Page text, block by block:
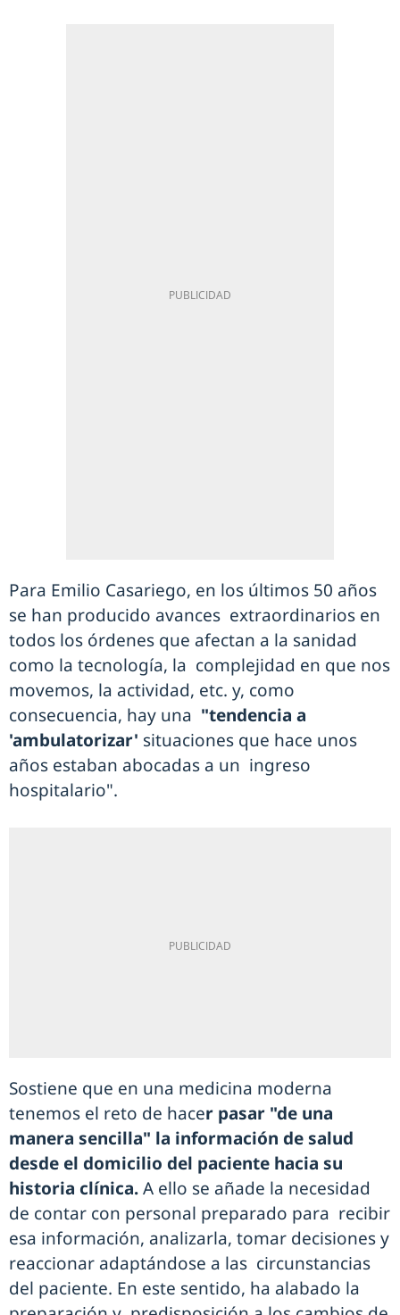
Para Emilio Casariego, en los últimos 50 años
se han producido avances extraordinarios en
todos los órdenes que afectan a la sanidad
como la tecnología, la complejidad en que nos
movemos, la actividad, etc. y, como
consecuencia, hay una "tendencia a
'ambulatorizar' situaciones que hace unos
años estaban abocadas a un ingreso
hospitalario".
Sostiene que en una medicina moderna
tenemos el reto de hacer pasar "de una
manera sencilla" la información de salud
desde el domicilio del paciente hacia su
historia clínica.A ello se añade la necesidad
de contar con personal preparado para recibir
esa información, analizarla, tomar decisiones y
reaccionar adaptándose a las circunstancias
del paciente. En este sentido, ha alabado la